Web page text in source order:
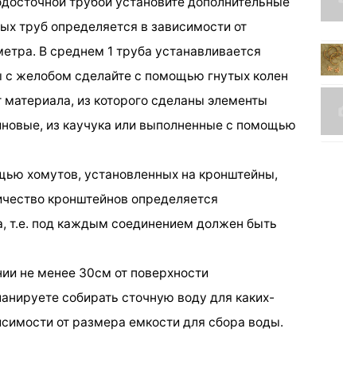
труб определяется в зависимости от
В среднем 1 труба устанавливается
с желобом сделайте с помощью гнутых колен
из которого сделаны элементы
из каучука или выполненные с помощью
хомутов, установленных на кронштейны,
кронштейнов определяется
т.е. под каждым соединением должен быть
не менее 30см от поверхности
собирать сточную воду для каких-
от размера емкости для сбора воды.